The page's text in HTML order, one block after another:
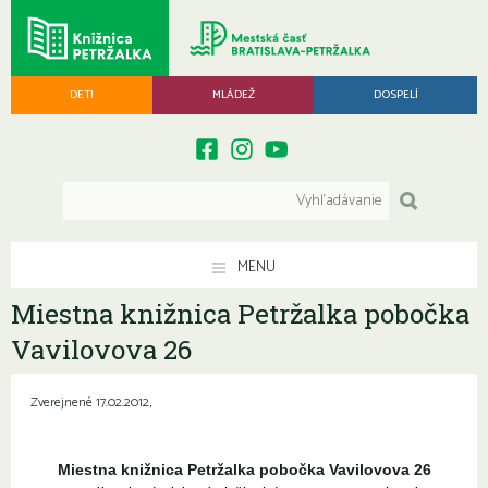
DETI MLÁDEŽ DOSPELÍ
MENU
Miestna knižnica Petržalka pobočka
Vavilovova 26
Zverejnené 17.02.2012,
Miestna knižnica Petržalka pobočka Vavilovova 26